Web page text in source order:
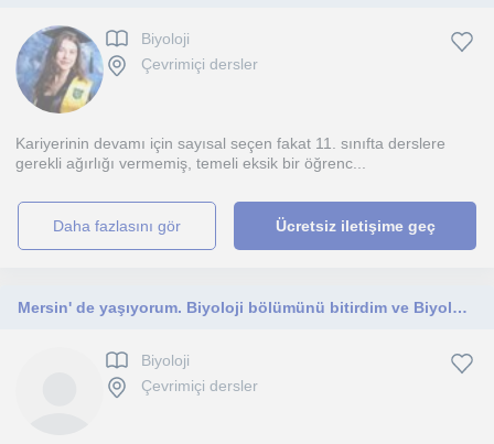
Biyoloji
Çevrimiçi dersler
Kariyerinin devamı için sayısal seçen fakat 11. sınıfta derslere
gerekli ağırlığı vermemiş, temeli eksik bir öğrenc...
daha fazlasını gör Ücretsiz iletişime geç
Mersin' de yaşıyorum. Biyoloji bölümünü bitirdim ve Biyolojiyi başta YKS öğrencileri olmak üzere herkese öğretmeyi isterim.
Biyoloji
Çevrimiçi dersler